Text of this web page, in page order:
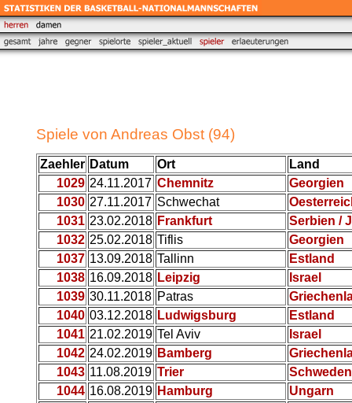
Spiele von Andreas Obst (94)
Zaehler Datum Ort
Land
1029 24.11.2017 Chemnitz
Georgien
1030 27.11.2017 Schwechat
1031 23.02.2018 Frankfurt
Serbien /
1032 25.02.2018 Tiflis
Georgien
1037 13.09.2018 Tallinn
Estland
1038 16.09.2018 Leipzig
Israel
1039 30.11.2018 Patras
1040 03.12.2018 Ludwigsburg
Estland
1041 21.02.2019 Tel Aviv
Israel
1042 24.02.2019 Bamberg
1043 11.08.2019 Trier
Schweden
1044 16.08.2019 Hamburg
Ungarn